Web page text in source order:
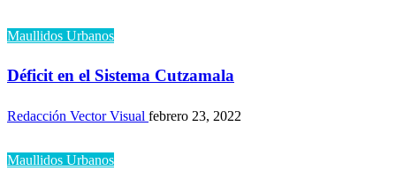
Maullidos Urbanos
Déficit en el Sistema Cutzamala
Redacción Vector Visual febrero 23, 2022
Maullidos Urbanos